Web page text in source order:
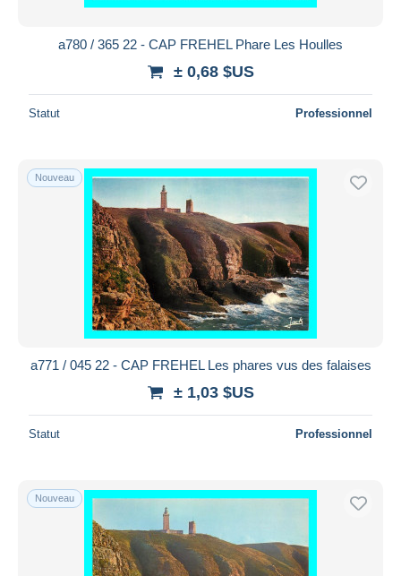
a780 / 365 22 - CAP FREHEL Phare Les Houlles
± 0,68 $US
Statut Professionnel
Nouveau
a771 / 045 22 - CAP FREHEL Les phares vus des falaises
± 1,03 $US
Statut Professionnel
Nouveau